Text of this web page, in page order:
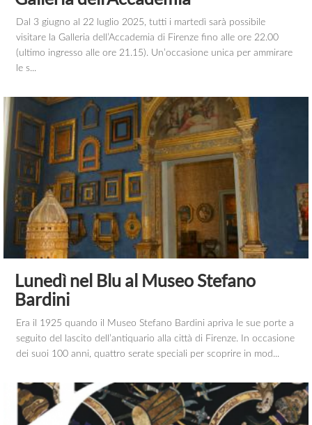
Dal 3 giugno al 22 luglio 2025, tutti i martedì sarà possibile
visitare la Galleria dell’Accademia di Firenze fino alle ore 22.00
(ultimo ingresso alle ore 21.15). Un’occasione unica per ammirare
le s...
Lunedì nel Blu al Museo Stefano
Bardini
Era il 1925 quando il Museo Stefano Bardini apriva le sue porte a
seguito del lascito dell’antiquario alla città di Firenze. In occasione
dei suoi 100 anni, quattro serate speciali per scoprire in mod...